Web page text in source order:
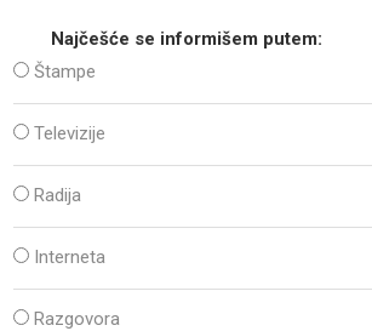
Najčešće se informišem putem:
Štampe
Televizije
Radija
Interneta
Razgovora